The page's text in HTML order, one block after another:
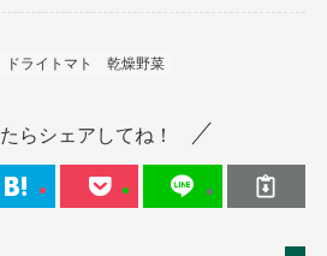
ドライトマト 乾燥野菜
らシェアしてね！